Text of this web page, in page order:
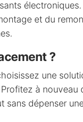
électroniques.
et du
?
une
à nouveau
sans dépenser